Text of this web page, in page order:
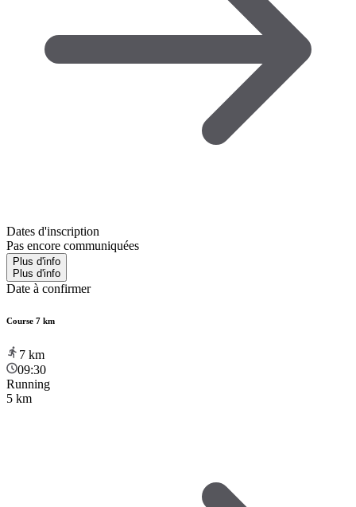
Dates d'inscription
Pas encore communiquées
Plus d'info
Plus d'info
Date à confirmer
Course 7 km
7 km
09:30
Running
5 km